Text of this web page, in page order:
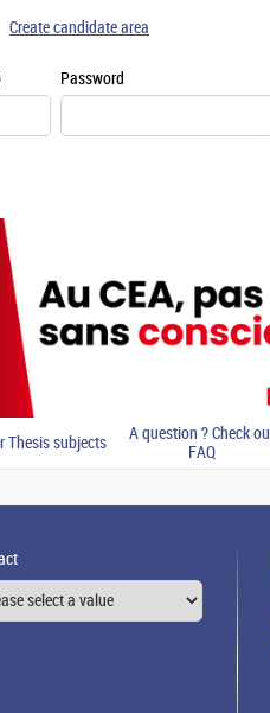
Password
Create candidate area
Thesis subjects
A question ? Check
FAQ